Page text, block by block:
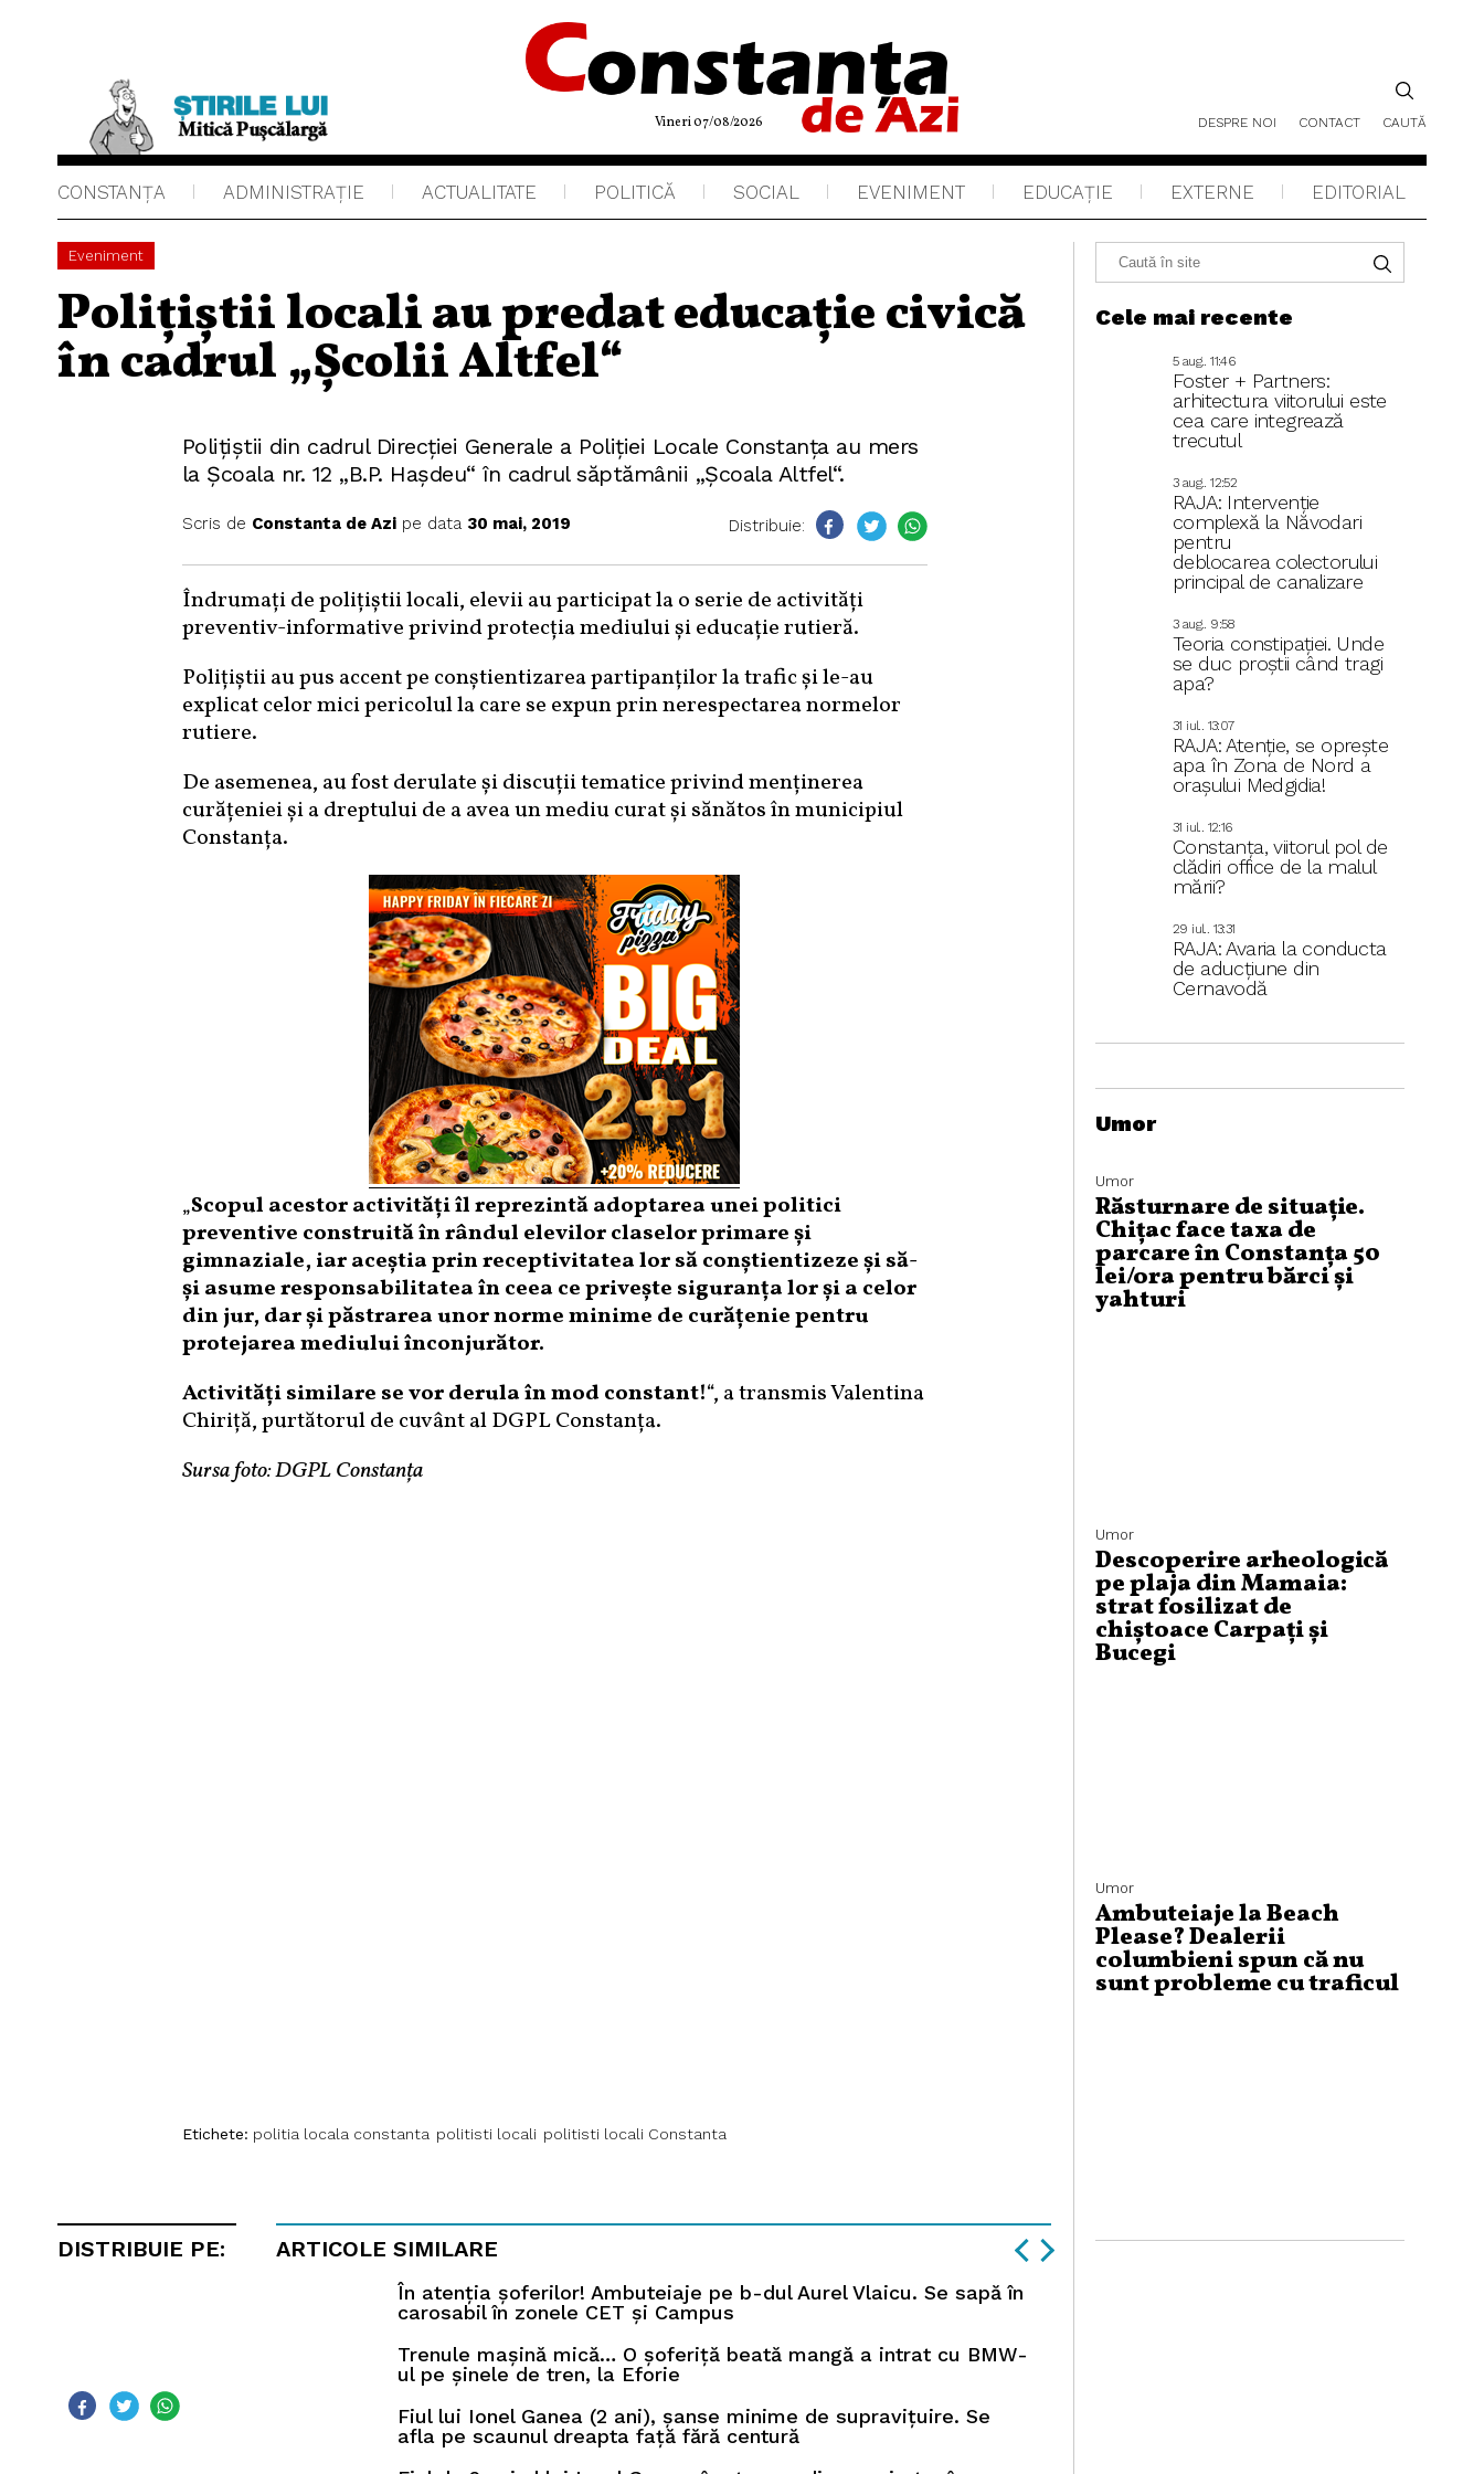
Vineri 07/08/2026 DESPRE NOI CONTACT CAUTĂ
CONSTANȚA ADMINISTRAŢIE ACTUALITATE POLITICĂ SOCIAL EVENIMENT EDUCAŢIE EXTERNE EDITORIAL
Eveniment
Polițiștii locali au predat educație civică
în cadrul „Școlii Altfel“
Polițiștii din cadrul Direcției Generale a Poliției Locale Constanța au mers
la Școala nr. 12 „B.P. Hașdeu“ în cadrul săptămânii „Școala Altfel“.
Scris de Constanta de Azipe data 30 mai, 2019 Distribuie:
Îndrumați de polițiștii locali, elevii au participat la o serie de activități
preventiv-informative privind protecția mediului și educație rutieră.
Polițiștii au pus accent pe conștientizarea partipanților la trafic și le-au
explicat celor mici pericolul la care se expun prin nerespectarea normelor
rutiere.
De asemenea, au fost derulate și discuții tematice privind menținerea
curățeniei și a dreptului de a avea un mediu curat și sănătos în municipiul
Constanța.
„Scopul acestor activități îl reprezintă adoptarea unei politici
preventive construită în rândul elevilor claselor primare și
gimnaziale, iar aceștia prin receptivitatea lor să conștientizeze și să-
și asume responsabilitatea în ceea ce privește siguranța lor și a celor
din jur, dar și păstrarea unor norme minime de curățenie pentru
protejarea mediului înconjurător.
Activități similare se vor derula în mod constant!“, a transmis Valentina
Chiriță, purtătorul de cuvânt al DGPL Constanța.
Sursa foto: DGPL Constanța
Etichete: politia locala constanta politisti locali politisti locali Constanta
DISTRIBUIE PE: ARTICOLE SIMILARE
În atenția șoferilor! Ambuteiaje pe b-dul Aurel Vlaicu. Se sapă în
carosabil în zonele CET și Campus
Trenule mașină mică… O șoferiță beată mangă a intrat cu BMW-
ul pe șinele de tren, la Eforie
Fiul lui Ionel Ganea (2 ani), șanse minime de supravițuire. Se
afla pe scaunul dreapta față fără centură
Cele mai recente
5 aug.. 11:46
Foster + Partners:
arhitectura viitorului este
cea care integrează
trecutul
3 aug.. 12:52
RAJA: Intervenție
complexă la Năvodari
pentru
deblocarea colectorului
principal de canalizare
3 aug.. 9:58
Teoria constipației. Unde
se duc proștii când tragi
apa?
31 iul.. 13:07
RAJA: Atenție, se oprește
apa în Zona de Nord a
orașului Medgidia!
31 iul.. 12:16
Constanța, viitorul pol de
clădiri office de la malul
mării?
29 iul.. 13:31
RAJA: Avaria la conducta
de aducțiune din
Cernavodă
Umor
Umor
Răsturnare de situație.
Chițac face taxa de
parcare în Constanța 50
lei/ora pentru bărci și
yahturi
Umor
Descoperire arheologică
pe plaja din Mamaia:
strat fosilizat de
chiștoace Carpați și
Bucegi
Umor
Ambuteiaje la Beach
Please? Dealerii
columbieni spun că nu
sunt probleme cu traficul